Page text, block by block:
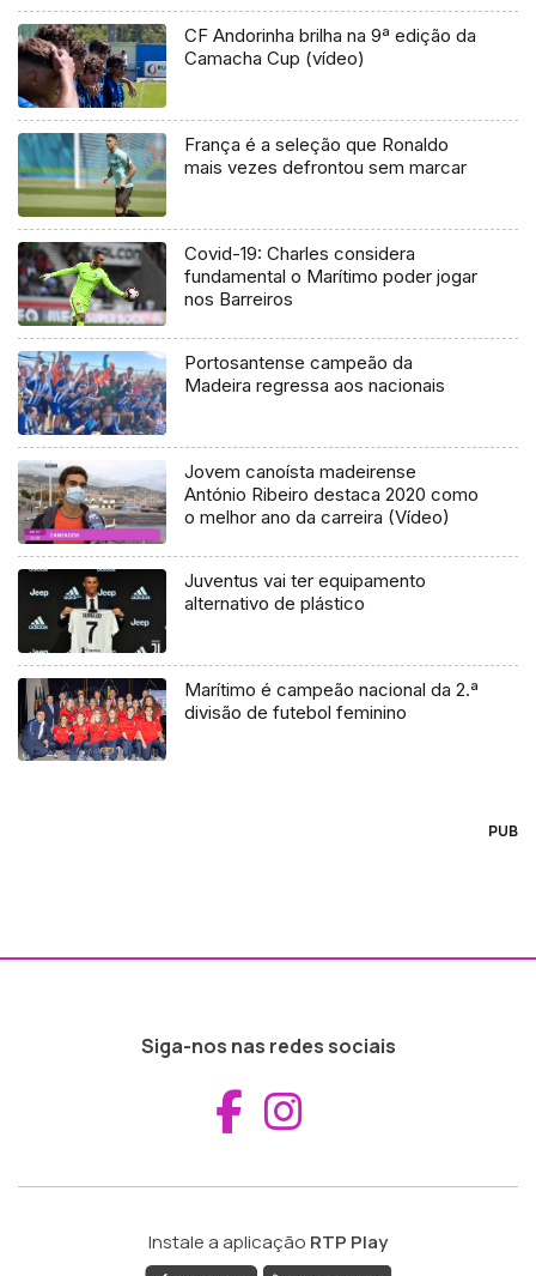
CF Andorinha brilha na 9ª edição da
Camacha Cup (vídeo)
França é a seleção que Ronaldo
mais vezes defrontou sem marcar
Covid-19: Charles considera
fundamental o Marítimo poder jogar
nos Barreiros
Portosantense campeão da
Madeira regressa aos nacionais
Jovem canoísta madeirense
António Ribeiro destaca 2020 como
o melhor ano da carreira (Vídeo)
Juventus vai ter equipamento
alternativo de plástico
Marítimo é campeão nacional da 2.ª
divisão de futebol feminino
PUB
Siga-nos nas redes sociais
Aceder ao
Instale a aplicação RTP Play